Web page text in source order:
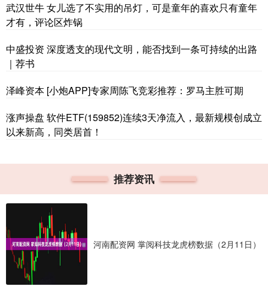
武汉世牛 女儿选了不实用的吊灯，可是童年的喜欢只有童年
才有，评论区炸锅
中盛投资 深度透支的现代文明，能否找到一条可持续的出路
｜荐书
泽峰资本 [小炮APP]专家周陈飞竞彩推荐：罗马主胜可期
涨声操盘 软件ETF(159852)连续3天净流入，最新规模创成立
以来新高，同类居首！
推荐资讯
河南配资网 掌阅科技龙虎榜数据（2月11日）